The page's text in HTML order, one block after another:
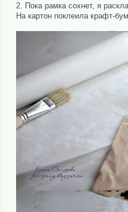
2. Пока рамка сохнет, я
На картон поклеила крафт-